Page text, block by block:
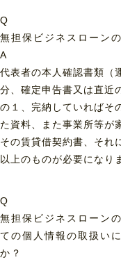
Q
無担保ビジネスローン
A
代表者の本人確認書類（
分、確定申告書又は直近
の１、完納していればそ
た資料、また事業所等が
その賃貸借契約書、それ
以上のものが必要になり
Q
無担保ビジネスローン
ての個人情報の取扱い
か？